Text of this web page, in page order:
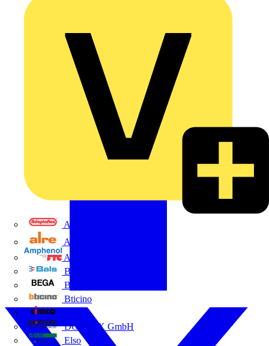
Adaptaflex
Alre
Amphenol FTG
BALS
Bega
Bticino
Cimco
DOTLUX GmbH
Elso